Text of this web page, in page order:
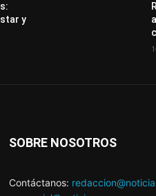
y
SOBRE NOSOTROS
Contáctanos: